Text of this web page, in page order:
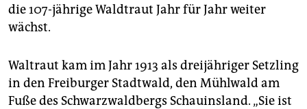
die 107-jährige Waldtraut Jahr für Jahr weiter
wächst.
Waltraut kam im Jahr 1913 als dreijähriger Setzling
in den Freiburger Stadtwald, den Mühlwald am
Fuße des Schwarzwaldbergs Schauinsland. „Sie ist